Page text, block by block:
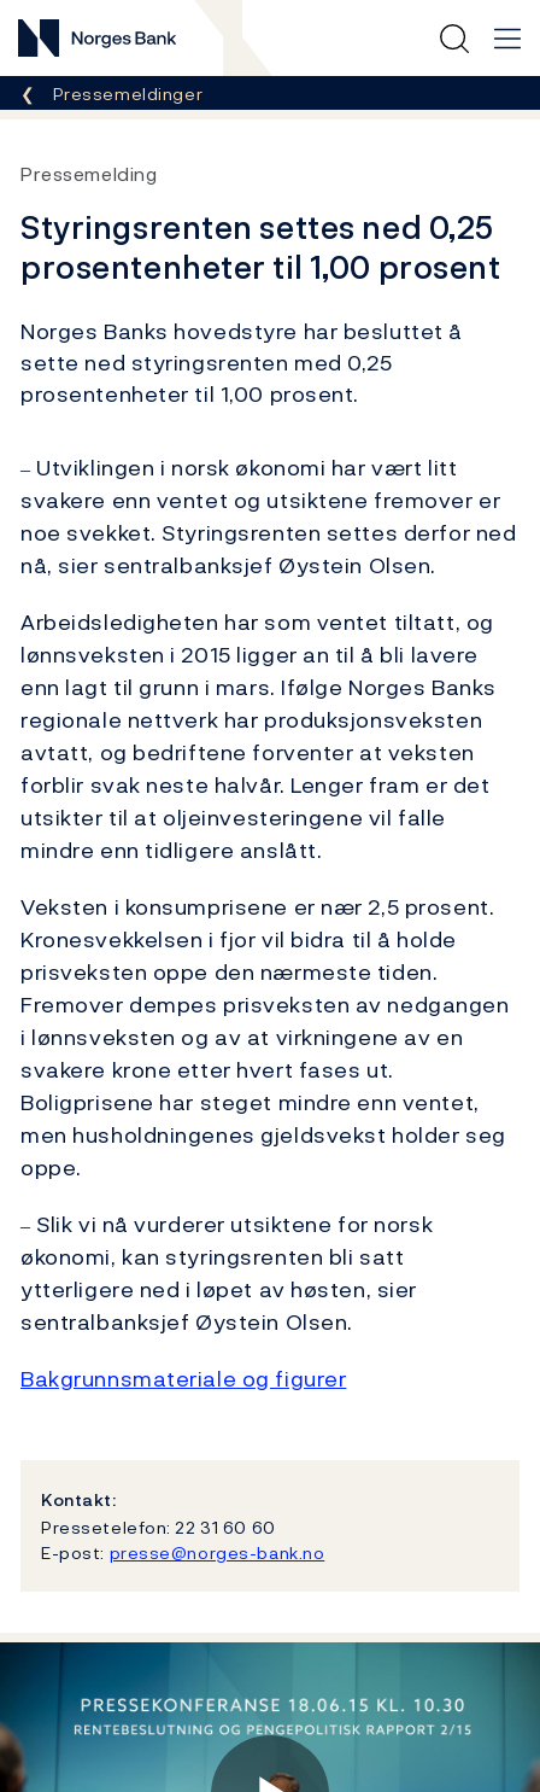
Norges Bank
Her er du nå:
Pressemeldinger
Pressemelding
Styringsrenten settes ned 0,25
prosentenheter til 1,00 prosent
Norges Banks hovedstyre har besluttet å
sette ned styringsrenten med 0,25
prosentenheter til 1,00 prosent.
– Utviklingen i norsk økonomi har vært litt
svakere enn ventet og utsiktene fremover er
noe svekket. Styringsrenten settes derfor ned
nå, sier sentralbanksjef Øystein Olsen.
Arbeidsledigheten har som ventet tiltatt, og
lønnsveksten i 2015 ligger an til å bli lavere
enn lagt til grunn i mars. Ifølge Norges Banks
regionale nettverk har produksjonsveksten
avtatt, og bedriftene forventer at veksten
forblir svak neste halvår. Lenger fram er det
utsikter til at oljeinvesteringene vil falle
mindre enn tidligere anslått.
Veksten i konsumprisene er nær 2,5 prosent.
Kronesvekkelsen i fjor vil bidra til å holde
prisveksten oppe den nærmeste tiden.
Fremover dempes prisveksten av nedgangen
i lønnsveksten og av at virkningene av en
svakere krone etter hvert fases ut.
Boligprisene har steget mindre enn ventet,
men husholdningenes gjeldsvekst holder seg
oppe.
– Slik vi nå vurderer utsiktene for norsk
økonomi, kan styringsrenten bli satt
ytterligere ned i løpet av høsten, sier
sentralbanksjef Øystein Olsen.
Bakgrunnsmateriale og figurer
Kontakt:
Pressetelefon: 22 31 60 60
E-post: presse@norges-bank.no